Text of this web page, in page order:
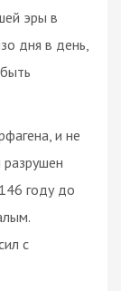
эры в
дня в день,
и не
году до
с